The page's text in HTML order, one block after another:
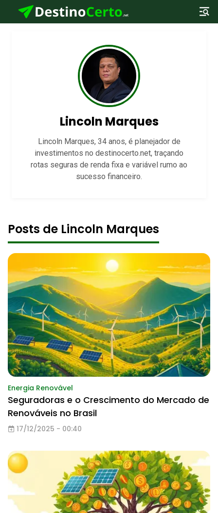
Lincoln Marques
Lincoln Marques, 34 anos, é planejador de
investimentos no destinocerto.net, traçando
rotas seguras de renda fixa e variável rumo ao
sucesso financeiro.
Posts de Lincoln Marques
Energia Renovável
Seguradoras e o Crescimento do Mercado de
Renováveis no Brasil
17/12/2025 - 00:40